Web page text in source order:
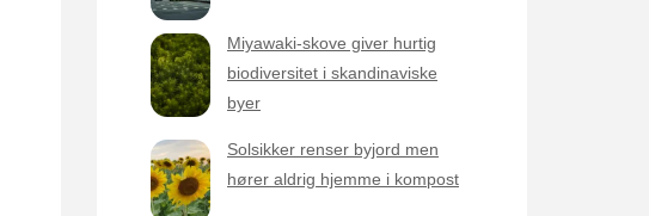
Miyawaki-skove giver hurtig
biodiversitet i skandinaviske
byer
Solsikker renser byjord men
hører aldrig hjemme i kompost